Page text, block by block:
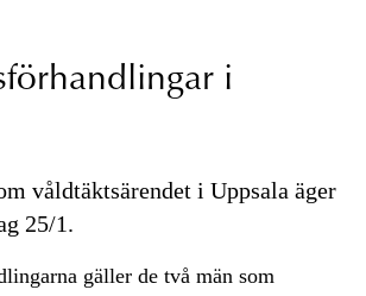
i
våldtäktsärendet i Uppsala äger
25/1.
gäller de två män som